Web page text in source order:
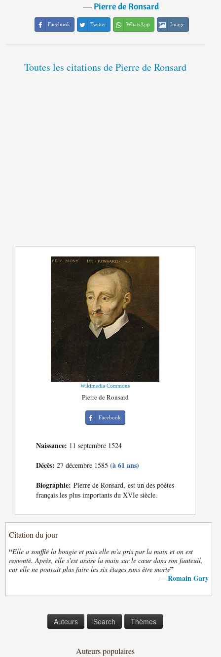
―Pierre de Ronsard
Facebook Twitter WhatsApp Image
Toutes les citations de Pierre de Ronsard
Wikimedia Commons
Pierre de Ronsard
Facebook
Naissance: 11 septembre 1524
Décès: 27 décembre 1585(à 61 ans)
Biographie: Pierre de Ronsard, est un des poètes
français les plus importants du XVIe siècle.
Citation du jour
“Elle a soufflé la bougie et puis elle m'a pris par la main et on est
remonté. Après, elle s'est assise la main sur le cœur dans son fauteuil,
car elle ne pouvait plus faire les six étages sans être morte”
— Romain Gary
Auteurs Search Thèmes
Auteurs populaires